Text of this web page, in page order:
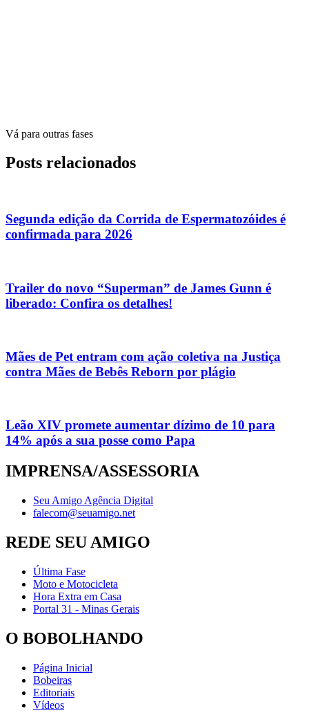
Vá para outras fases
Posts relacionados
Segunda edição da Corrida de Espermatozóides é
confirmada para 2026
Trailer do novo “Superman” de James Gunn é
liberado: Confira os detalhes!
Mães de Pet entram com ação coletiva na Justiça
contra Mães de Bebês Reborn por plágio
Leão XIV promete aumentar dízimo de 10 para
14% após a sua posse como Papa
IMPRENSA/ASSESSORIA
Seu Amigo Agência Digital
falecom@seuamigo.net
REDE SEU AMIGO
Última Fase
Moto e Motocicleta
Hora Extra em Casa
Portal 31 - Minas Gerais
O BOBOLHANDO
Página Inicial
Bobeiras
Editoriais
Vídeos